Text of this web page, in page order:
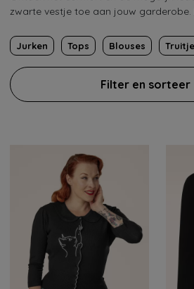
zwarte vestje toe aan jouw garderobe.
Jurken Tops Blouses
Filter en sorteer